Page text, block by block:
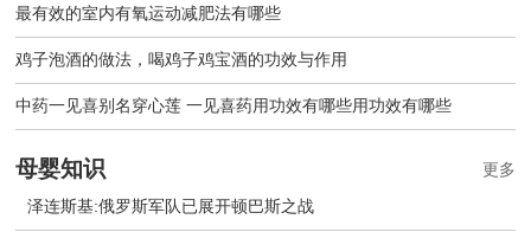
最有效的室内有氧运动减肥法有哪些
鸡子泡酒的做法，喝鸡子鸡宝酒的功效与作用
中药一见喜别名穿心莲 一见喜药用功效有哪些用功效有哪些
母婴知识
泽连斯基:俄罗斯军队已展开顿巴斯之战
更多